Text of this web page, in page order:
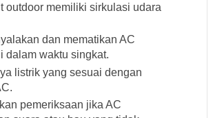
outdoor memiliki sirkulasi udara
dan mematikan AC
dalam waktu singkat.
listrik yang sesuai dengan
pemeriksaan jika AC